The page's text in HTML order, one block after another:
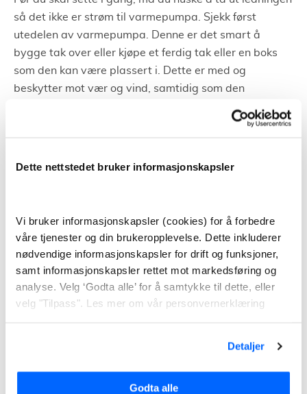
Dette nettstedet bruker informasjonskapsler
Vi bruker informasjonskapsler (cookies) for å forbedre
våre tjenester og din brukeropplevelse. Dette inkluderer
nødvendige informasjonskapsler for drift og funksjoner,
samt informasjonskapsler rettet mot markedsføring og
analyse. Velg ‘Godta alle’ for å samtykke til dette, eller
velg "Tilpass". Les mer om vår personvernerklæring
Detaljer
Godta alle
så det ikke er strøm til varmepumpa. Sjekk først
utedelen av varmepumpa. Denne er det smart å
bygge tak over eller kjøpe et ferdig tak eller en boks
som den kan være plassert i. Dette er med og
beskytter mot vær og vind, samtidig som den
frontdelen og sørger for å sjekke filtrene. Du kan gjøre
stedene og har gjort rent, er det bare å sette i
strømmen igjen og vente i minst 5 minutter før du
setter den på igjen.
Hvem kan utføre
varmepumpeservice?
Hvem er det som kan utføre varmepumpeservice? Det
Service på varmepumpe gjøres i tillegg til det